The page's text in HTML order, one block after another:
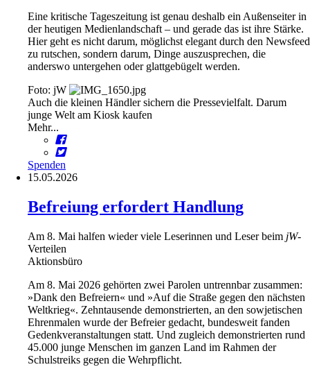
Eine kritische Tageszeitung ist genau deshalb ein Außenseiter in
der heutigen Medienlandschaft – und gerade das ist ihre Stärke.
Hier geht es nicht darum, möglichst elegant durch den Newsfeed
zu rutschen, sondern darum, Dinge auszusprechen, die
anderswo untergehen oder glattgebügelt werden.
Foto: jW
Auch die kleinen Händler sichern die Pressevielfalt. Darum
junge Welt am Kiosk kaufen
Mehr...
Spenden
15.05.2026
Befreiung erfordert Handlung
Am 8. Mai halfen wieder viele Leserinnen und Leser beim jW-
Verteilen
Aktionsbüro
Am 8. Mai 2026 gehörten zwei Parolen untrennbar zusammen:
»Dank den Befreiern« und »Auf die Straße gegen den nächsten
Weltkrieg«. Zehntausende demonstrierten, an den sowjetischen
Ehrenmalen wurde der Befreier gedacht, bundesweit fanden
Gedenkveranstaltungen statt. Und zugleich demonstrierten rund
45.000 junge Menschen im ganzen Land im Rahmen der
Schulstreiks gegen die Wehrpflicht.